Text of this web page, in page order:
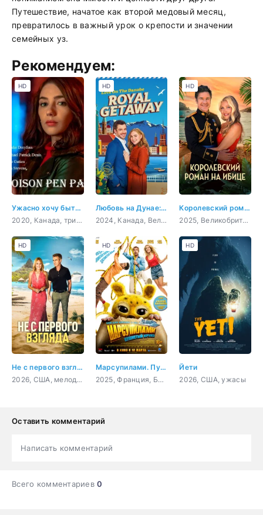
Путешествие, начатое как второй медовый месяц,
превратилось в важный урок о крепости и значении
семейных уз.
Рекомендуем:
Ужасно хочу быть тобой
2020, Канада, триллер
HD
Любовь на Дунае: Королевское путешествие
2024, Канада, Великобритания, Бельгия, драма, мелодрама
HD
Королевский роман на Ибице
2025, Великобритания, мелодрама
HD
Не с первого взгляда
2026, США, мелодрама, комедия
HD
Марсупилами. Пушистый круиз
2025, Франция, Бельгия, комедия, приключения, семейный
HD
Йети
2026, США, ужасы
HD
Оставить комментарий
Написать комментарий
Всего комментариев0